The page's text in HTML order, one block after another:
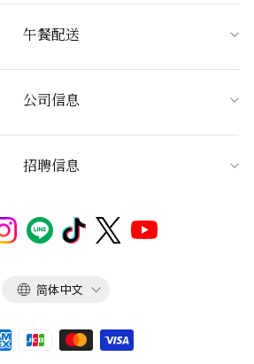
午餐配送
公司信息
招聘信息
语
简体中文